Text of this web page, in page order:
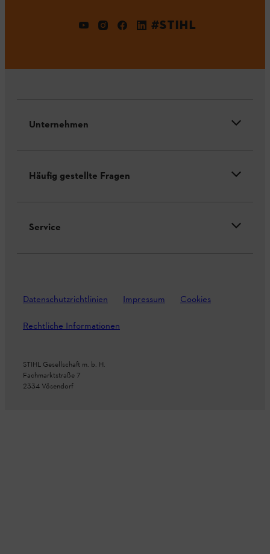
#STIHL
Unternehmen
Häufig gestellte Fragen
Service
Datenschutzrichtlinien Impressum Cookies
Rechtliche Informationen
STIHL Gesellschaft m. b. H.
Fachmarktstraße 7
2334 Vösendorf